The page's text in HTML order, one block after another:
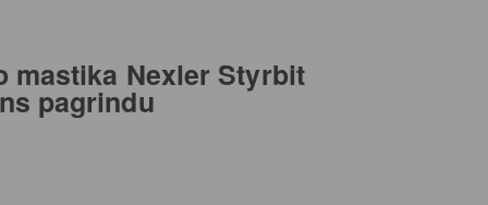
mastika Nexler Styrbit
pagrindu